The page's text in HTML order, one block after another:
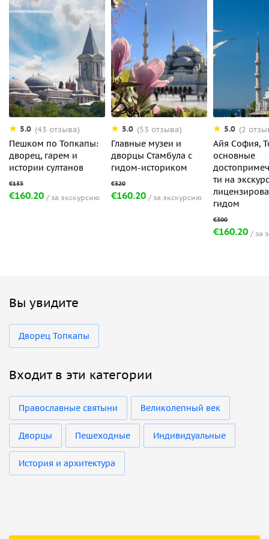
5.0 (43 отзыва)
Пешком по Топкапы:
дворец, гарем и
истории султанов
€160.20 за экскурсию
5.0 (53 отзыва)
Главные музеи и
дворцы Стамбула с
гидом-историком
€160.20 за экскурсию
5.0 (2
Айя София,
основные
ти на
гидом
€160.20 за
Вы увидите
Дворец Топкапы
Входит в эти категории
Православные святыни Великолепный век
Дворцы Пешеходные Индивидуальные
История и архитектура